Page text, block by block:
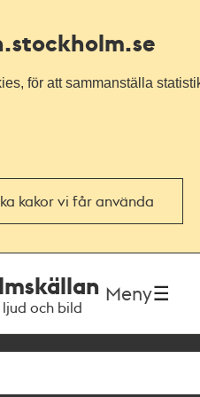
.stockholm.se
för att sammanställa
kakor vi får använda
och bild
Meny